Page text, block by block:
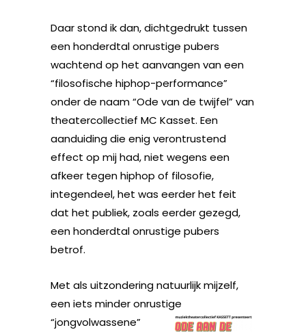
Daar stond ik dan, dichtgedrukt tussen
een honderdtal onrustige pubers
wachtend op het aanvangen van een
“filosofische hiphop-performance”
onder de naam “Ode van de twijfel” van
theatercollectief MC Kasset. Een
aanduiding die enig verontrustend
effect op mij had, niet wegens een
afkeer tegen hiphop of filosofie,
integendeel, het was eerder het feit
dat het publiek, zoals eerder gezegd,
een honderdtal onrustige pubers
betrof.
Met als uitzondering natuurlijk mijzelf,
een iets minder onrustige
“jongvolwassene”